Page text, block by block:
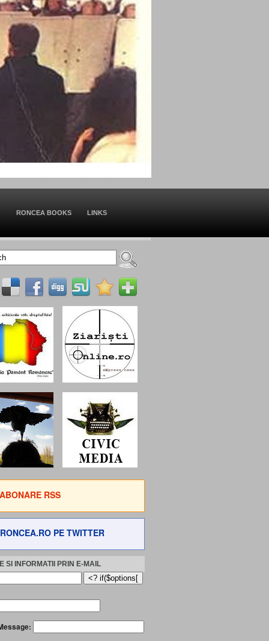
RONCEA BOOKS LINKS
ABONARE RSS
RONCEA.RO PE TWITTER
SI INFORMATII PRIN E-MAIL